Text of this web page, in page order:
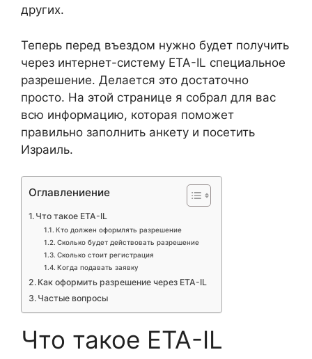
других.
Теперь перед въездом нужно будет получить
через интернет-систему ETA-IL специальное
разрешение. Делается это достаточно
просто. На этой странице я собрал для вас
всю информацию, которая поможет
правильно заполнить анкету и посетить
Израиль.
Оглавлениение
Что такое ETA-IL
Кто должен оформлять разрешение
Сколько будет действовать разрешение
Сколько стоит регистрация
Когда подавать заявку
Как оформить разрешение через ETA-IL
Частые вопросы
Что такое ETA-IL